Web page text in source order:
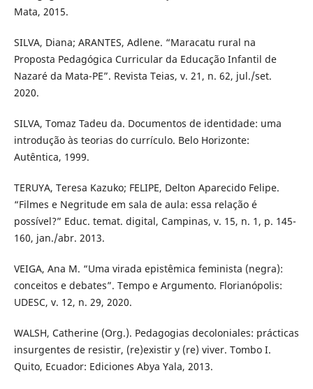
Mata, 2015.
SILVA, Diana; ARANTES, Adlene. “Maracatu rural na
Proposta Pedagógica Curricular da Educação Infantil de
Nazaré da Mata-PE”. Revista Teias, v. 21, n. 62, jul./set.
2020.
SILVA, Tomaz Tadeu da. Documentos de identidade: uma
introdução às teorias do currículo. Belo Horizonte:
Autêntica, 1999.
TERUYA, Teresa Kazuko; FELIPE, Delton Aparecido Felipe.
“Filmes e Negritude em sala de aula: essa relação é
possível?” Educ. temat. digital, Campinas, v. 15, n. 1, p. 145-
160, jan./abr. 2013.
VEIGA, Ana M. “Uma virada epistêmica feminista (negra):
conceitos e debates”. Tempo e Argumento. Florianópolis:
UDESC, v. 12, n. 29, 2020.
WALSH, Catherine (Org.). Pedagogias decoloniales: prácticas
insurgentes de resistir, (re)existir y (re) viver. Tombo I.
Quito, Ecuador: Ediciones Abya Yala, 2013.